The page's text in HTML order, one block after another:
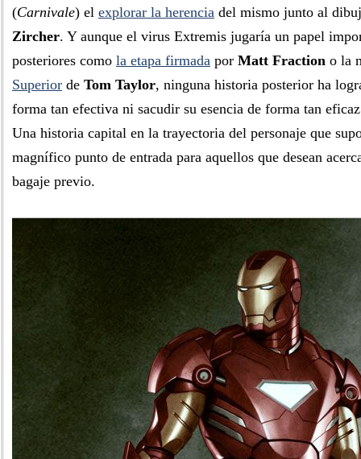
(Carnivale) el explorar la herencia del mismo junto al
Zircher. Y aunque el virus Extremis jugaría un papel
posteriores como la etapa firmada por Matt Fraction o la
Superior de Tom Taylor, ninguna historia posterior ha
forma tan efectiva ni sacudir su esencia de forma tan
Una historia capital en la trayectoria del personaje que
magnífico punto de entrada para aquellos que desean
bagaje previo.